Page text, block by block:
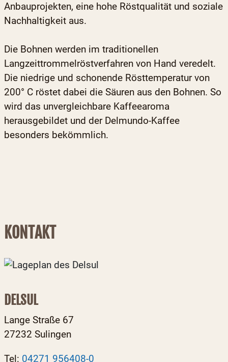
Anbauprojekten, eine hohe Röstqualität und soziale
Nachhaltigkeit aus.
Die Bohnen werden im traditionellen
Langzeittrommelröstverfahren von Hand veredelt.
Die niedrige und schonende Rösttemperatur von
200° C röstet dabei die Säuren aus den Bohnen. So
wird das unvergleichbare Kaffeearoma
herausgebildet und der Delmundo-Kaffee
besonders bekömmlich.
KONTAKT
DELSUL
Lange Straße 67
27232 Sulingen
Tel: 04271 956408-0